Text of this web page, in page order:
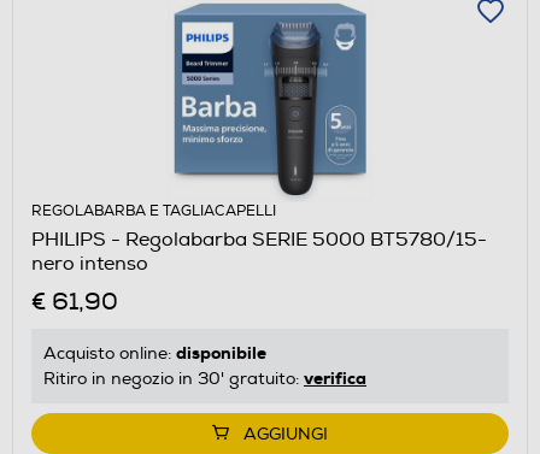
REGOLABARBA E TAGLIACAPELLI
PHILIPS - Regolabarba SERIE 5000 BT5780/15-
nero intenso
€ 61,90
Acquisto online: disponibile
Ritiro in negozio in 30' gratuito: verifica
AGGIUNGI